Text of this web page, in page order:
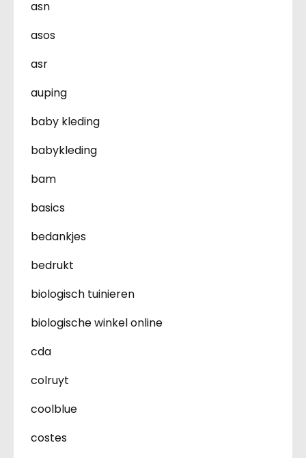
asn
asos
asr
auping
baby kleding
babykleding
bam
basics
bedankjes
bedrukt
biologisch tuinieren
biologische winkel online
cda
colruyt
coolblue
costes